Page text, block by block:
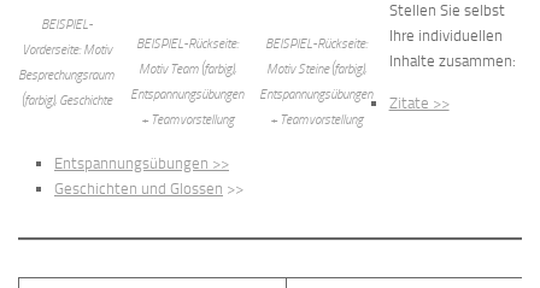
BEISPIEL-
Vorderseite: Motiv
Besprechungsraum
(farbig), Geschichte
BEISPIEL-Rückseite:
Motiv Team (farbig),
Entspannungsübungen
+ Teamvorstellung
BEISPIEL-Rückseite:
Motiv Steine (farbig),
Entspannungsübungen
+ Teamvorstellung
Stellen Sie selbst
Ihre individuellen
Inhalte zusammen:
Zitate >>
Entspannungsübungen >>
Geschichten und Glossen >>